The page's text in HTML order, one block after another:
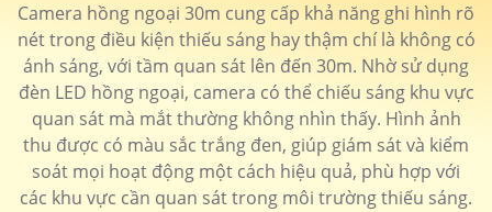
Camera hồng ngoại 30m cung cấp khả năng ghi hình rõ
nét trong điều kiện thiếu sáng hay thậm chí là không có
ánh sáng, với tầm quan sát lên đến 30m. Nhờ sử dụng
đèn LED hồng ngoại, camera có thể chiếu sáng khu vực
quan sát mà mắt thường không nhìn thấy. Hình ảnh
thu được có màu sắc trắng đen, giúp giám sát và kiểm
soát mọi hoạt động một cách hiệu quả, phù hợp với
các khu vực cần quan sát trong môi trường thiếu sáng.